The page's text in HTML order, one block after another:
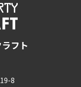
フト
8